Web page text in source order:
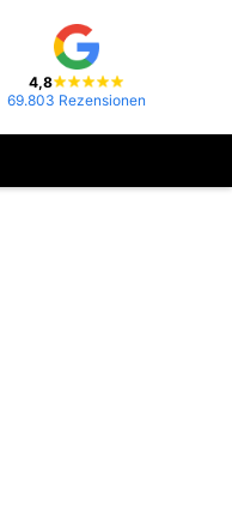
4,8
69.803 Rezensionen